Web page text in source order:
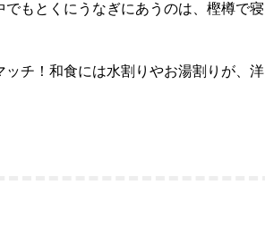
もとくにうなぎにあうのは、樫樽で寝
チ！和食には水割りやお湯割りが、洋